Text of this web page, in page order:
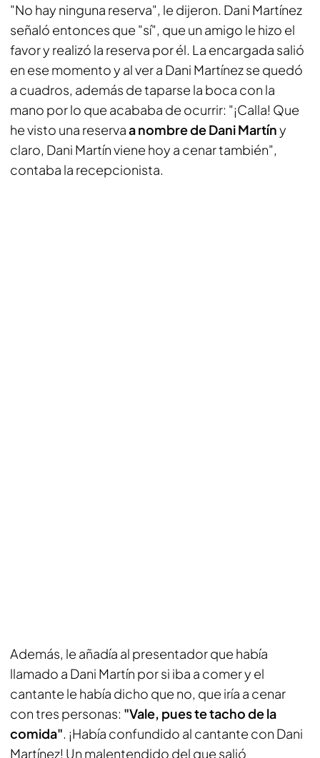
"No hay ninguna reserva", le dijeron. Dani Martínez
señaló entonces que "sí", que un amigo le hizo el
favor y realizó la reserva por él. La encargada salió
en ese momento y al ver a Dani Martínez se quedó
a cuadros, además de taparse la boca con la
mano por lo que acababa de ocurrir: "¡Calla! Que
he visto una reservaa nombre de Dani Martíny
claro, Dani Martín viene hoy a cenar también",
contaba la recepcionista.
Además, le añadía al presentador que había
llamado a Dani Martín por si iba a comer y el
cantante le había dicho que no, que iría a cenar
con tres personas: "Vale, pues te tacho de la
comida". ¡Había confundido al cantante con Dani
Martínez! Un malentendido del que salió